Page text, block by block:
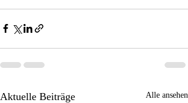
Aktuelle Beiträge Alle ansehen